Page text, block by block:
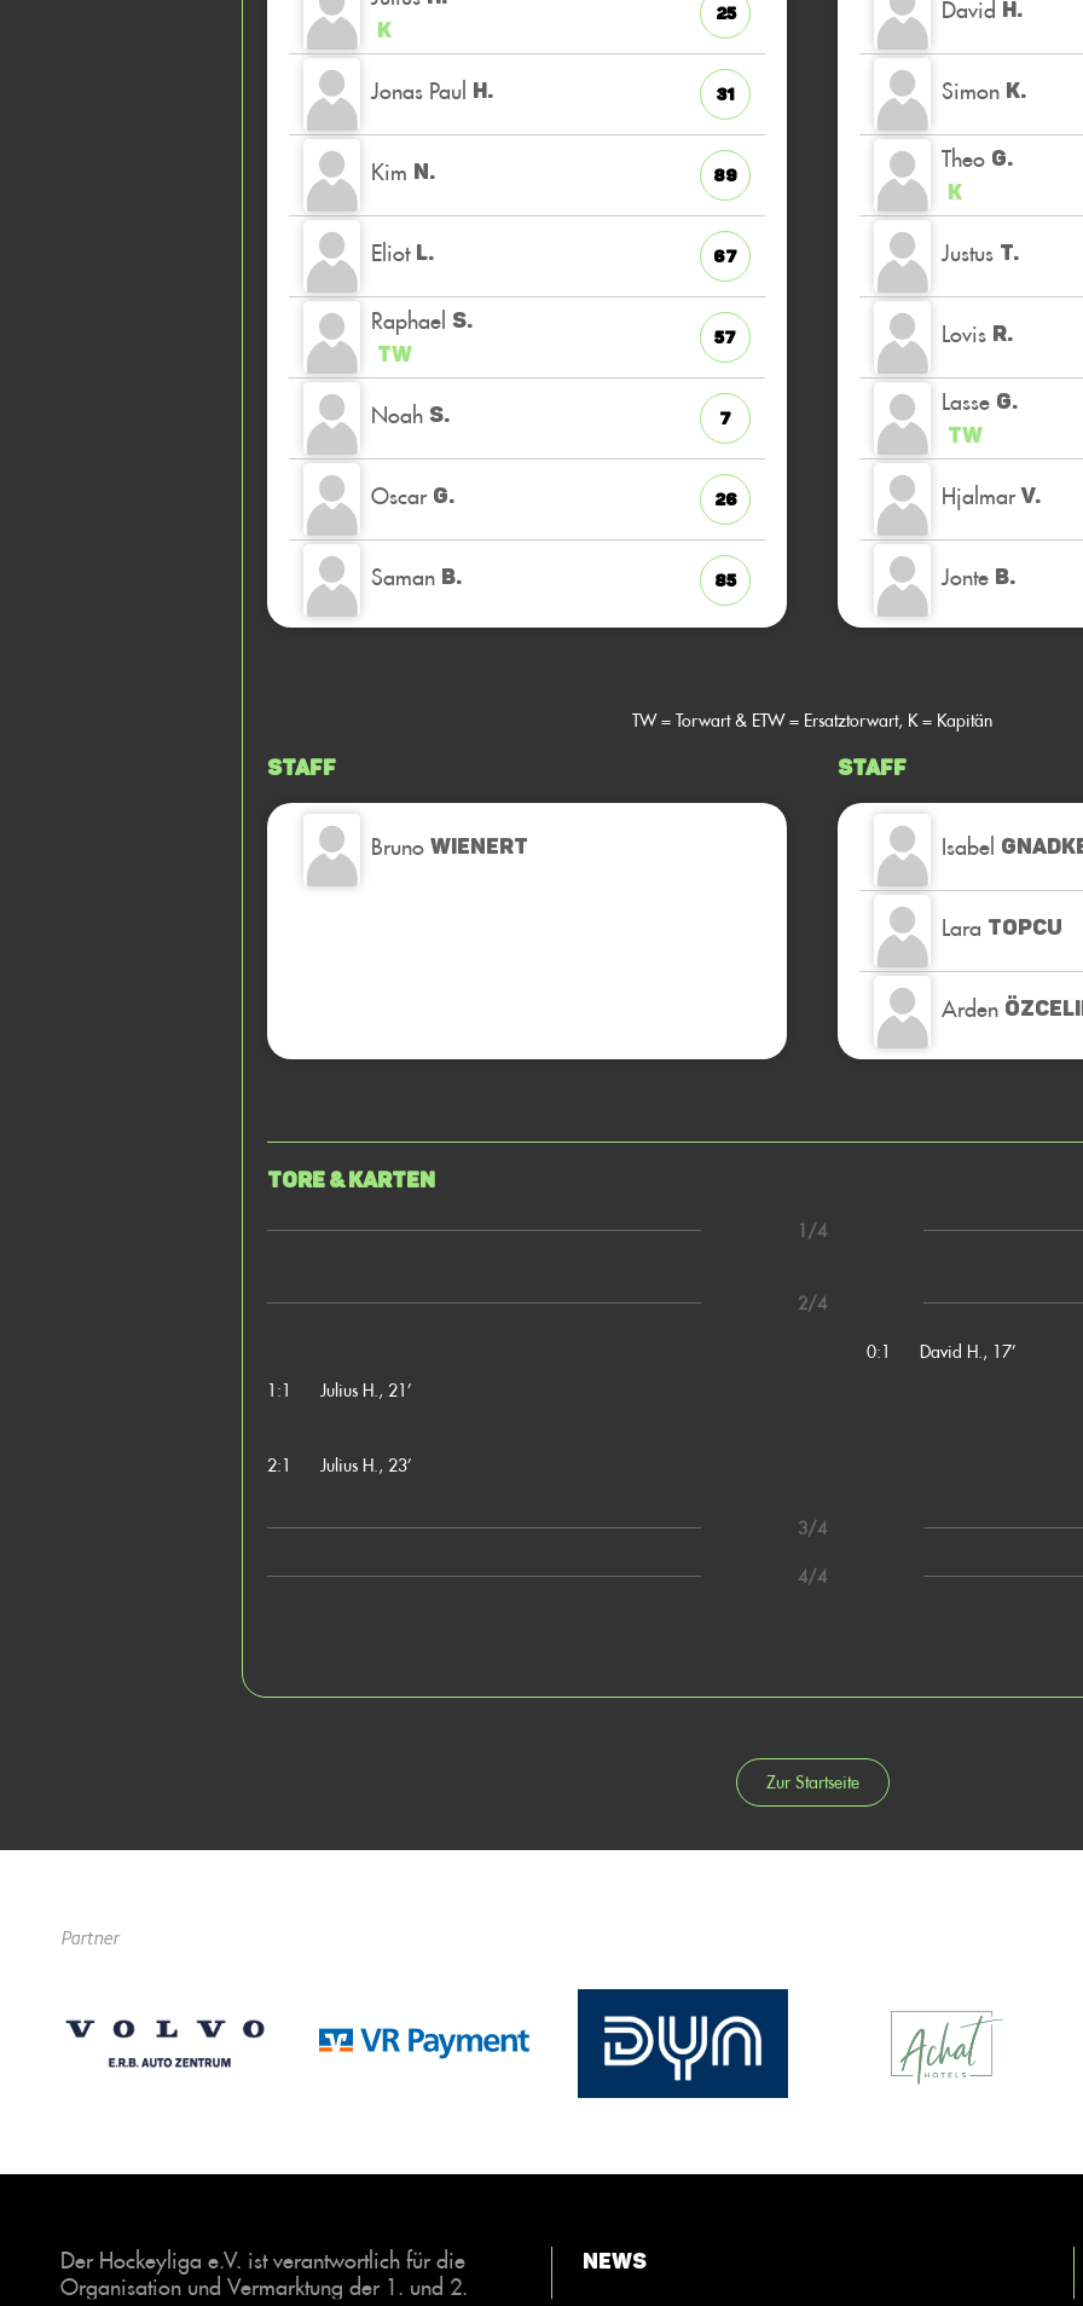
K
25
Jonas Paul H. 31
Kim N. 89
Eliot L. 67
Raphael S.
TW
57
Noah S. 7
Oscar G. 26
Saman B. 85
David H.
Simon K.
Theo G.
K
Justus T.
Lovis R.
Lasse G.
TW
Hjalmar V.
Jonte B.
TW = Torwart & ETW = Ersatztorwart, K = Kapitän
Staff
Bruno WIENERT
Staff
Isabel
Lara TOPCU
Arden
Tore & Karten
1/4
2/4
0:1
David H., 17’
1:1
Julius H., 21’
2:1 Julius H., 23’
3/4
4/4
Zur Startseite
Partner
Der Hockeyliga e.V. ist verantwortlich für die
Organisation und Vermarktung der 1. und 2.
News